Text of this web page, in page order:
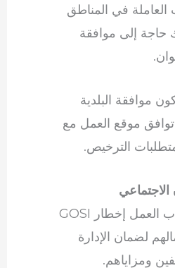
العاملة في المناطق
حاجة إلى موافقة
موافقة البلدية
موقع العمل مع
الترخيص.
يجب على أصحاب العمل إخطار GOSI
لضمان الإدارة
ومزاياهم.